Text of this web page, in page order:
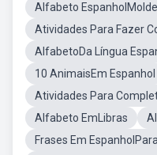
Alfabeto EspanholMolde
Atividades Para Fazer
AlfabetoDa Língua
10 AnimaisEm Espanhol
Atividades Para
Alfabeto EmLibras
Frases Em